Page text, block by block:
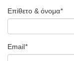
Επίθετο & όνομα*
Email*